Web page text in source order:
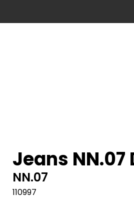
Jeans
NN.07
110997